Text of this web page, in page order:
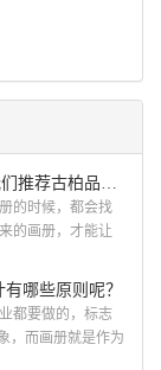
广州画册设计哪家公司好？我们推荐古柏品牌设计
的时候，都会找
的画册，才能让
公司。 广州画
古柏品牌设
于2004年，是
哪些原则呢？
都要做的，标志
，而画册就是作为